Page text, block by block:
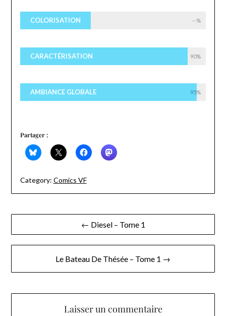
COLORISATION --%
CARACTÉRISATION 90%
AMBIANCE GLOBALE 95%
Partager :
Category: Comics VF
Navigation
de
← Diesel – Tome 1
Le Bateau De Thésée – Tome 1 →
Laisser un commentaire